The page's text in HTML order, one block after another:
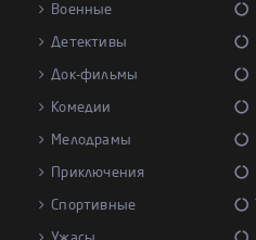
Военные
Детективы
Док-фильмы
Комедии
Мелодрамы
Приключения
Спортивные